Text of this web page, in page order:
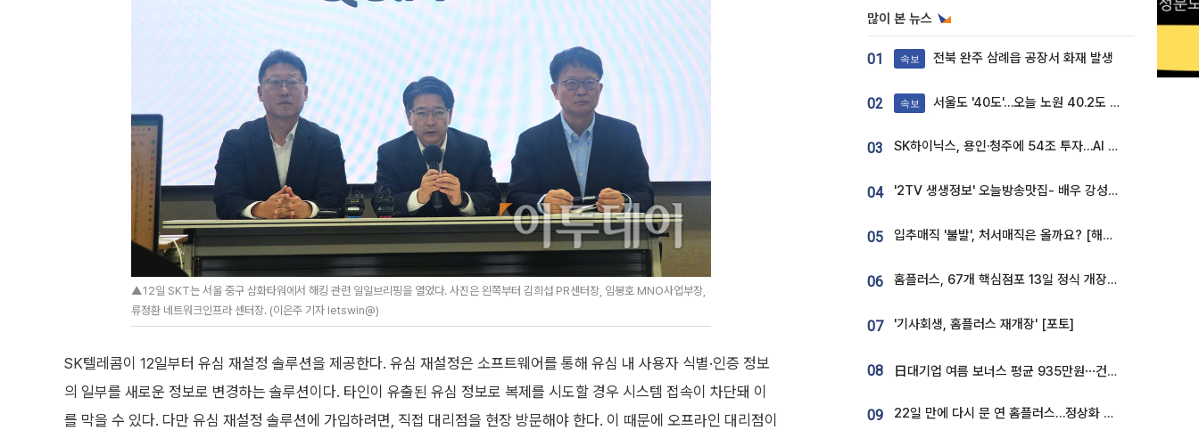
▲12일 SKT는 서울 중구 삼화타워에서 해킹 관련 일일브리핑을 열었다. 사진은 왼쪽부터 김희섭 PR센터장, 임봉호 MNO사업부장,
류정환 네트워크인프라 센터장. (이은주 기자 letswin@)
SK텔레콤이 12일부터 유심 재설정 솔루션을 제공한다. 유심 재설정은 소프트웨어를 통해 유심 내 사용자 식별·인증 정보
의 일부를 새로운 정보로 변경하는 솔루션이다. 타인이 유출된 유심 정보로 복제를 시도할 경우 시스템 접속이 차단돼 이
를 막을 수 있다. 다만 유심 재설정 솔루션에 가입하려면, 직접 대리점을 현장 방문해야 한다. 이 때문에 오프라인 대리점이
많이 본 뉴스
01 속보 전북 완주 삼례읍 공장서 화재 발생
02 속보 서울도 '40도'…오늘 노원 40.2도 기록
03 SK하이닉스, 용인·청주에 54조 투자…AI 메모리 생산기지 키운다
04 '2TV 생생정보' 오늘방송맛집- 배우 강성진 단골! 쌀국수ㆍ푸팟퐁 커리 맛집 '블○○○'
05 입추매직 '불발', 처서매직은 올까요? [해시태그]
06 홈플러스, 67개 핵심점포 13일 정식 개장…영업 재개 속도
07 '기사회생, 홈플러스 재개장' [포토]
08 日대기업 여름 보너스 평균 935만원⋯건설회사 1800만 넘어
09 22일 만에 다시 문 연 홈플러스…정상화 바쁜데 재고 없어 ‘발동동’[가보니]